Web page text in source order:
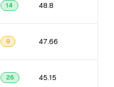
14 48.8
9 47.66
26 45.15